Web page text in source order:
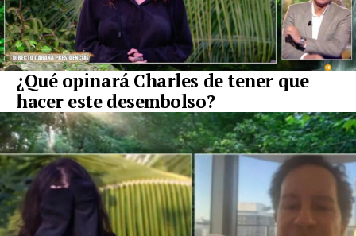
¿Qué opinará Charles de tener que
hacer este desembolso?